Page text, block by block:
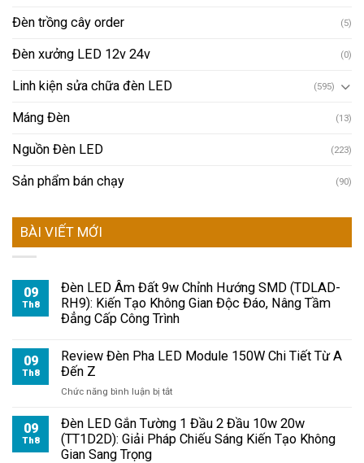
Đèn trồng cây order (5)
Đèn xưởng LED 12v 24v (0)
Linh kiện sửa chữa đèn LED (595)
Máng Đèn (13)
Nguồn Đèn LED (223)
Sản phẩm bán chạy (90)
BÀI VIẾT MỚI
09
Th8
Đèn LED Âm Đất 9w Chỉnh Hướng SMD (TDLAD-
RH9): Kiến Tạo Không Gian Độc Đáo, Nâng Tầm
Đẳng Cấp Công Trình
09
Th8
Review Đèn Pha LED Module 150W Chi Tiết Từ A
Đến Z
Chức năng bình luận bị tắtở
Đèn
Pha
09
Th8
Đèn LED Gắn Tường 1 Đầu 2 Đầu 10w 20w
(TT1D2D): Giải Pháp Chiếu Sáng Kiến Tạo Không
Gian Sang Trọng